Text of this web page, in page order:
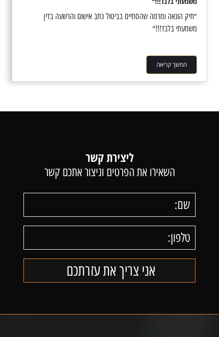
״תיק הונאה ומרמה שהסתיים בביטול כתב אישום והרשעה בדין
משמעתי בלבד!!!״
המשך קריאה
ליצירת קשר
השאירו את הפרטים וניצור אתכם קשר